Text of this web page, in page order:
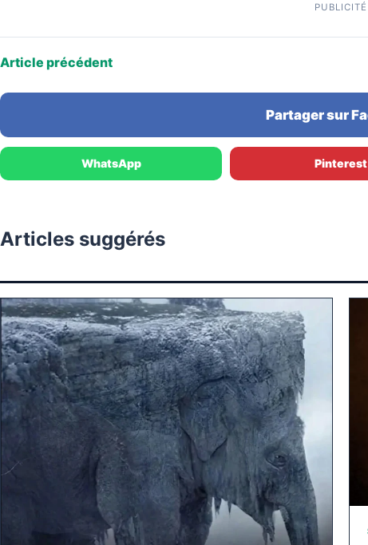
PUBLICITÉ
Article précédent
Partager sur
WhatsApp Pinterest
Articles suggérés